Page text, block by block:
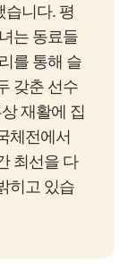
습니다. 평
는 동료들
를 통해 슬
갖춘 선수
재활에 집
체전에서
최선을 다
히고 있습